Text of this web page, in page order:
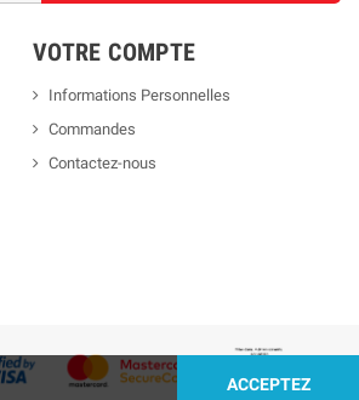
VOTRE COMPTE
Informations Personnelles
Commandes
Contactez-nous
ACCEPTEZ